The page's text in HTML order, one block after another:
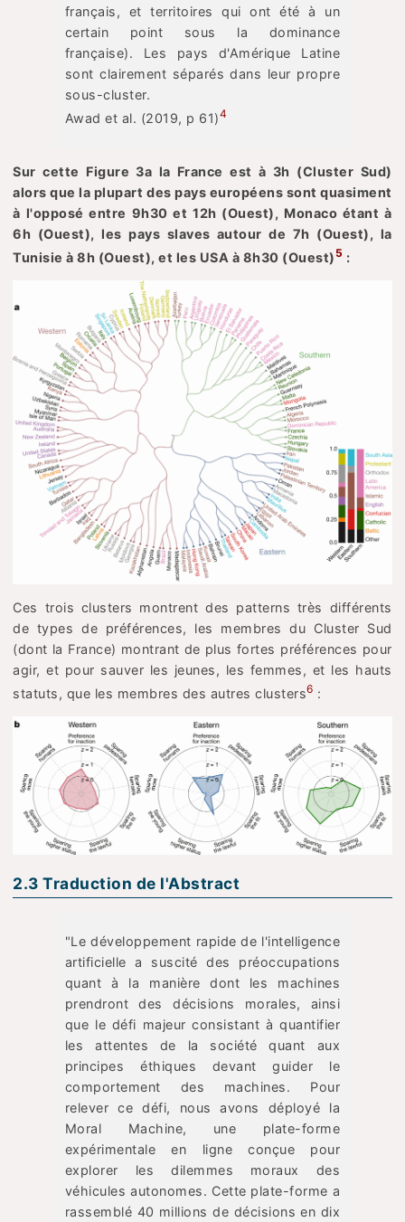
français, et territoires qui ont été à un
certain point sous la dominance
française). Les pays d'Amérique Latine
sont clairement séparés dans leur propre
sous-cluster.
Awad et al. (2019, p 61)4
Sur cette Figure 3a la France est à 3h (Cluster Sud)
alors que la plupart des pays européens sont quasiment
à l'opposé entre 9h30 et 12h (Ouest), Monaco étant à
6h (Ouest), les pays slaves autour de 7h (Ouest), la
Tunisie à 8h (Ouest), et les USA à 8h30 (Ouest) 5 :
Ces trois clusters montrent des patterns très différents
de types de préférences, les membres du Cluster Sud
(dont la France) montrant de plus fortes préférences pour
agir, et pour sauver les jeunes, les femmes, et les hauts
statuts, que les membres des autres clusters6 :
2.3 Traduction de l'Abstract
"Le développement rapide de l'intelligence
artificielle a suscité des préoccupations
quant à la manière dont les machines
prendront des décisions morales, ainsi
que le défi majeur consistant à quantifier
les attentes de la société quant aux
principes éthiques devant guider le
comportement des machines. Pour
relever ce défi, nous avons déployé la
Moral Machine, une plate-forme
expérimentale en ligne conçue pour
explorer les dilemmes moraux des
véhicules autonomes. Cette plate-forme a
rassemblé 40 millions de décisions en dix